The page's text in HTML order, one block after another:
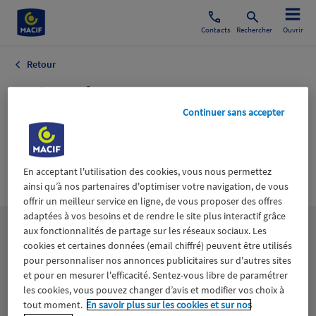
Contacts Rechercher Ouvrir
Retour
Industrie
Automobile
Accessoires
Automobile
Lesthématiques
Aidants Catastrophes naturelles Climat
En acceptant l'utilisation des cookies, vous nous permettez
ainsi qu’à nos partenaires d'optimiser votre navigation, de vous
offrir un meilleur service en ligne, de vous proposer des offres
adaptées à vos besoins et de rendre le site plus interactif grâce
aux fonctionnalités de partage sur les réseaux sociaux. Les
cookies et certaines données (email chiffré) peuvent être utilisés
pour personnaliser nos annonces publicitaires sur d'autres sites
et pour en mesurer l'efficacité. Sentez-vous libre de paramétrer
les cookies, vous pouvez changer d’avis et modifier vos choix à
tout moment. En savoir plus sur les cookies et sur nos
Continuer sans accepter